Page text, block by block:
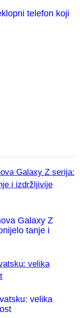
telefon koji
Galaxy Z
tanje i
velika